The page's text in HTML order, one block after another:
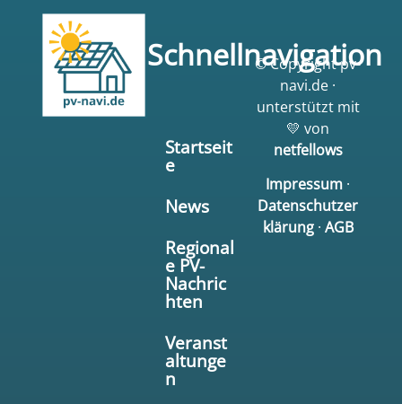
Schnellnavigation
Startseit
e
News
Regional
e PV-
Nachric
hten
Veranst
altunge
n
© Copyright pv-
navi.de ·
unterstützt mit
💛 von
netfellows
Impressum ·
Datenschutzer
klärung· AGB